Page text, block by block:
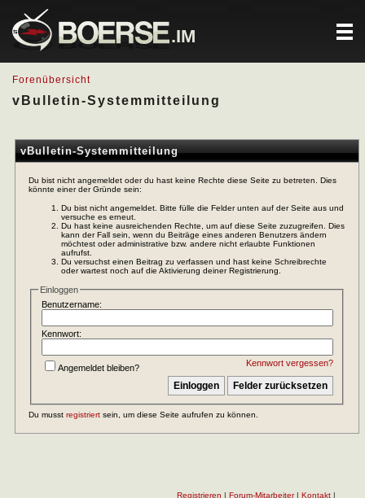
.IM
Forenübersicht
vBulletin-Systemmitteilung
vBulletin-Systemmitteilung
Du bist nicht angemeldet oder du hast keine Rechte diese Seite zu betreten. Dies
könnte einer der Gründe sein:
Du bist nicht angemeldet. Bitte fülle die Felder unten auf der Seite aus und
versuche es erneut.
Du hast keine ausreichenden Rechte, um auf diese Seite zuzugreifen. Dies
kann der Fall sein, wenn du Beiträge eines anderen Benutzers ändern
möchtest oder administrative bzw. andere nicht erlaubte Funktionen
aufrufst.
Du versuchst einen Beitrag zu verfassen und hast keine Schreibrechte
oder wartest noch auf die Aktivierung deiner Registrierung.
Einloggen
Benutzername:
Kennwort:
Kennwort vergessen?
Angemeldet bleiben?
Du musst registriert sein, um diese Seite aufrufen zu können.
Registrieren | Forum-Mitarbeiter| Kontakt|